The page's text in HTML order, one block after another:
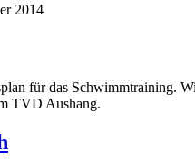
2014
für das Schwimmtraining.
TVD Aushang.